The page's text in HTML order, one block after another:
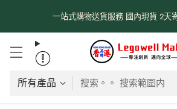
一站式購物送貨服務 國內現貨 2天
搜索。。 搜索範圍内